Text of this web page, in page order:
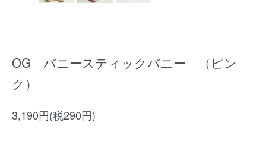
OG バニースティックバニー （ピン
ク）
3,190円(税290円)